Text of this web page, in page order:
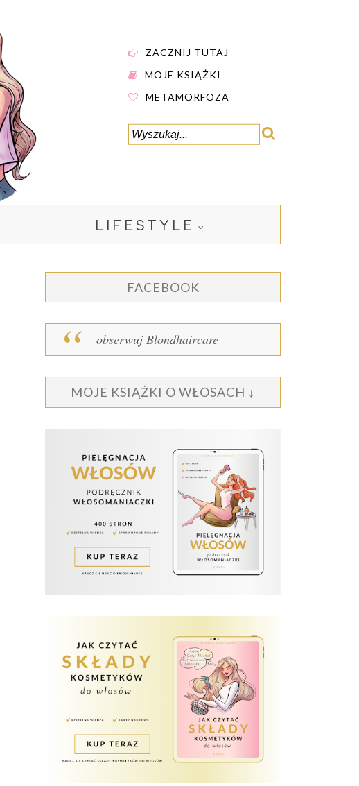
ZACZNIJ TUTAJ
MOJE KSIĄŻKI
METAMORFOZA
LIFESTYLE
FACEBOOK
obserwuj Blondhaircare
MOJE KSIĄŻKI O WŁOSACH ↓